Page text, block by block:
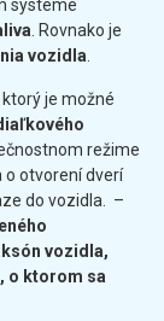
systéme
. Rovnako je
vozidla
ktorý je možné
režime
otvorení dverí
do vozidla. –
vozidla,
o ktorom sa